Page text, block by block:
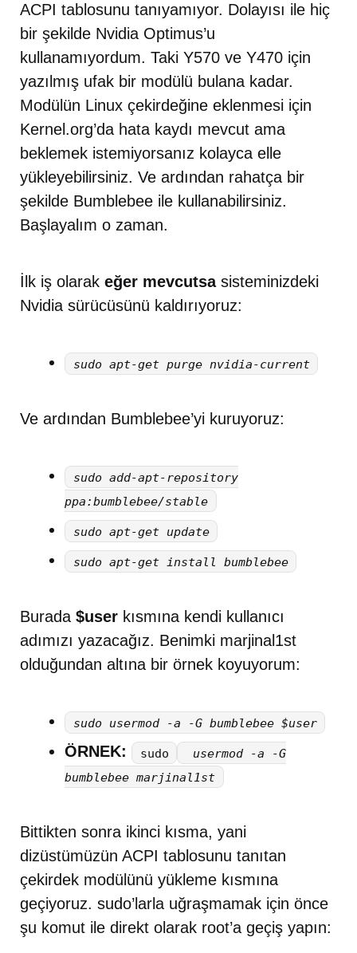
ACPI tablosunu tanıyamıyor. Dolayısı ile hiç
bir şekilde Nvidia Optimus’u
kullanamıyordum. Taki Y570 ve Y470 için
yazılmış ufak bir modülü bulana kadar.
Modülün Linux çekirdeğine eklenmesi için
Kernel.org’da hata kaydı mevcut ama
beklemek istemiyorsanız kolayca elle
yükleyebilirsiniz. Ve ardından rahatça bir
şekilde Bumblebee ile kullanabilirsiniz.
Başlayalım o zaman.
İlk iş olarak eğer mevcutsasisteminizdeki
Nvidia sürücüsünü kaldırıyoruz:
sudo apt-get purge nvidia-current
Ve ardından Bumblebee’yi kuruyoruz:
sudo add-apt-repository
ppa:bumblebee/stable
sudo apt-get update
sudo apt-get install bumblebee
Burada $user kısmına kendi kullanıcı
adımızı yazacağız. Benimki marjinal1st
olduğundan altına bir örnek koyuyorum:
sudo usermod -a -G bumblebee $user
ÖRNEK: sudo
usermod -a -G
bumblebee marjinal1st
Bittikten sonra ikinci kısma, yani
dizüstümüzün ACPI tablosunu tanıtan
çekirdek modülünü yükleme kısmına
geçiyoruz. sudo’larla uğraşmamak için önce
şu komut ile direkt olarak root’a geçiş yapın: